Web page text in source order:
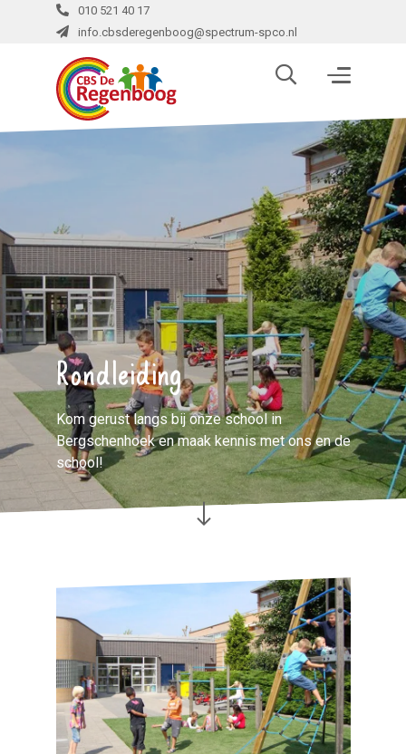
010 521 40 17
info.cbsderegenboog@spectrum-spco.nl
Rondleiding
Kom gerust langs bij onze school in
Bergschenhoek en maak kennis met ons en de
school!